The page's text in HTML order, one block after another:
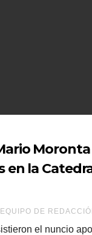
en la
EQUIPO DE
el nuncio